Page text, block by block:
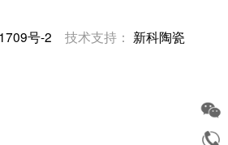
尽量干拖，局部
号-2 技术支持： 新科陶瓷